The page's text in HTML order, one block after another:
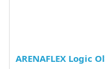
ARENAFLEX Logic